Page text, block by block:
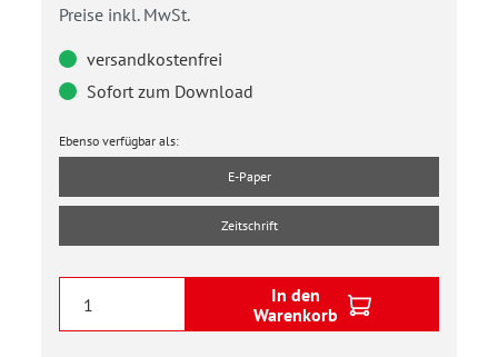
Preise inkl. MwSt.
versandkostenfrei
Sofort zum Download
Ebenso verfügbar als:
E-Paper
Zeitschrift
In den
Warenkorb